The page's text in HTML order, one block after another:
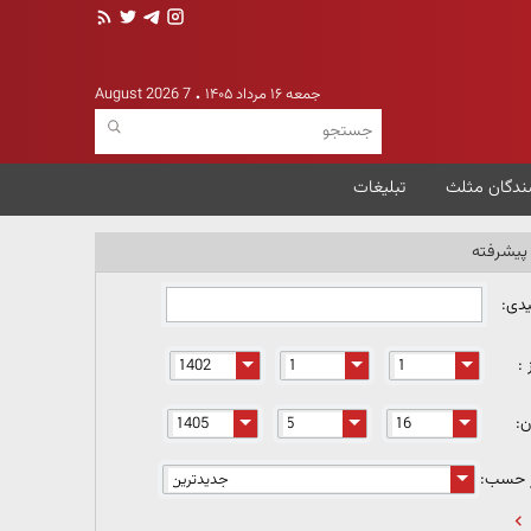
جمعه ۱۶ مرداد ۱۴۰۵ 7 August 2026
مثلث تبلیغات
:
حسب: